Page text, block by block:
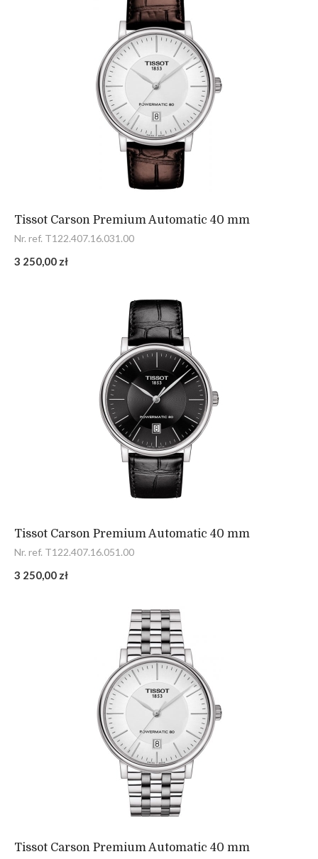
Tissot Carson Premium Automatic 40 mm
Nr. ref. T122.407.16.031.00
3 250,00 zł
Tissot Carson Premium Automatic 40 mm
Nr. ref. T122.407.16.051.00
3 250,00 zł
Tissot Carson Premium Automatic 40 mm